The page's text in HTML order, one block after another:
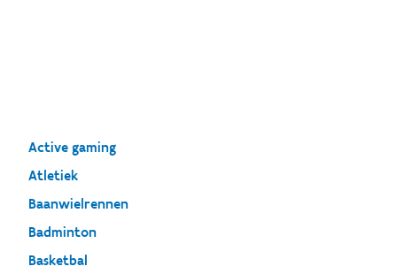
Active gaming
Atletiek
Baanwielrennen
Badminton
Basketbal